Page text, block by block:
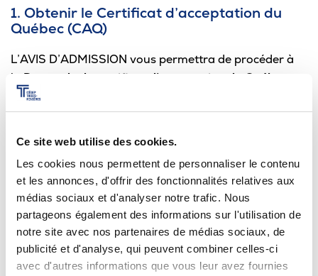
Ce site web utilise des cookies.
Les cookies nous permettent de personnaliser le contenu
et les annonces, d'offrir des fonctionnalités relatives aux
médias sociaux et d'analyser notre trafic. Nous
partageons également des informations sur l'utilisation de
notre site avec nos partenaires de médias sociaux, de
publicité et d'analyse, qui peuvent combiner celles-ci
avec d'autres informations que vous leur avez fournies
1. Obtenir le Certificat d’acceptation du
Québec (CAQ)
L’AVIS D’ADMISSION vous permettra de procéder à
la Demande de certificat d’acceptation du Québec
pour études (CAQ)
CAQ en ligne
Des documents sont requis entre autres : une photo
format passeport, les pages d’identité de votre
passeport, la lettre d’admission, despreuves de
capacité financière.
Le paiement des frais de traitement de la demande
est nécessaire (135 $ soit environ 90 €).